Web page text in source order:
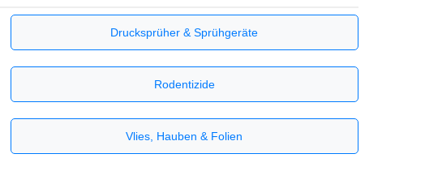
Drucksprüher & Sprühgeräte
Rodentizide
Vlies, Hauben & Folien